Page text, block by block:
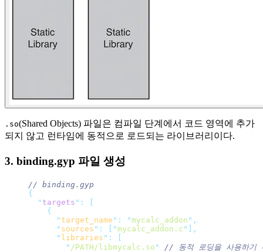
.so(Shared Objects) 파일은 컴파일 단계에서 코드 영역에 추가
되지 않고 런타임에 동적으로 로드되는 라이브러리이다.
3. binding.gyp 파일 생성
// binding.gyp
{
  "
targets " :
    {
      "
target_name " : "mycalc_addon " ,
      "
sources " : "mycalc_addon.c "
],
      "
libraries " :
        "
/PATH/libmycalc.so "
// 동적 로딩을 사용하기